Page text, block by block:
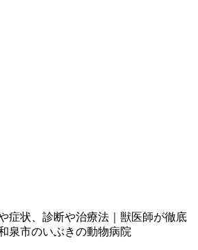
症状、診断や治療法｜獣医師が徹底
泉市のいぶきの動物病院